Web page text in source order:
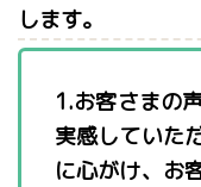
します。
1.お客さまの
実感していた
に心がけ、お